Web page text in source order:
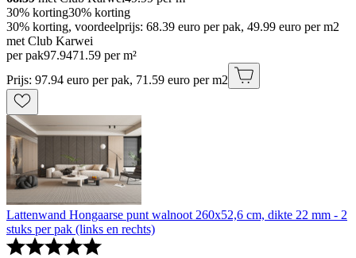
30% korting30% korting
30% korting, voordeelprijs: 68.39 euro per pak, 49.99 euro per m2
met Club Karwei
per pak97.9471.59 per m²
Prijs: 97.94 euro per pak, 71.59 euro per m2
Lattenwand Hongaarse punt walnoot 260x52,6 cm, dikte 22 mm - 2
stuks per pak (links en rechts)